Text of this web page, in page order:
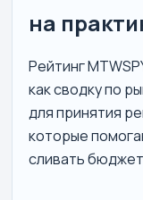
на
Рейтинг
как сводку по
для принятия
которые
сливать